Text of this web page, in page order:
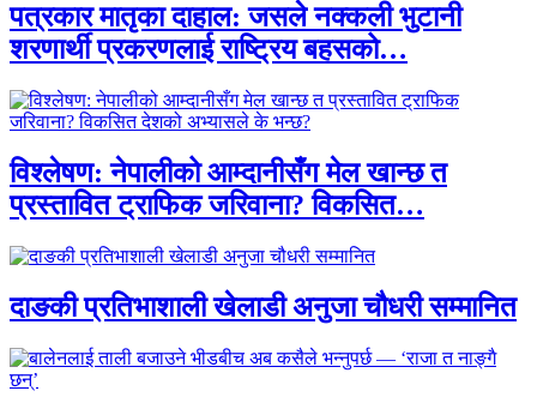
पत्रकार मातृका दाहाल: जसले नक्कली भुटानी
शरणार्थी प्रकरणलाई राष्ट्रिय बहसको…
विश्लेषण: नेपालीको आम्दानीसँग मेल खान्छ त
प्रस्तावित ट्राफिक जरिवाना? विकसित…
दाङकी प्रतिभाशाली खेलाडी अनुजा चौधरी सम्मानित